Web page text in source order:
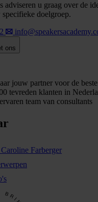
adviseren u graag over de
doelgroep.
ons
jouw partner voor de
tevreden klanten in
team van consultants
Farberger